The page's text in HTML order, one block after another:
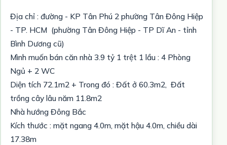
Địa chỉ : đường - KP Tân Phú 2 phường Tân Đông Hiệp
- TP. HCM (phường Tân Đông Hiệp - TP Dĩ An - tỉnh
Bình Dương cũ)
Mình muốn bán căn nhà 3.9 tỷ 1 trệt 1 lầu : 4 Phòng
Ngủ + 2 WC
Diện tích 72.1m2 + Trong đó : Đất ở 60.3m2, Đất
trồng cây lâu năm 11.8m2
Nhà hướng Đông Bắc
Kích thước : mặt ngang 4.0m, mặt hậu 4.0m, chiều dài
17.38m